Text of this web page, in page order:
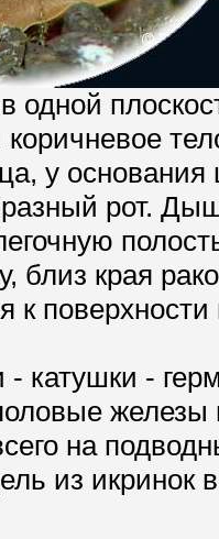
одной
у
рот.
близ края
к
катушки -
на
из